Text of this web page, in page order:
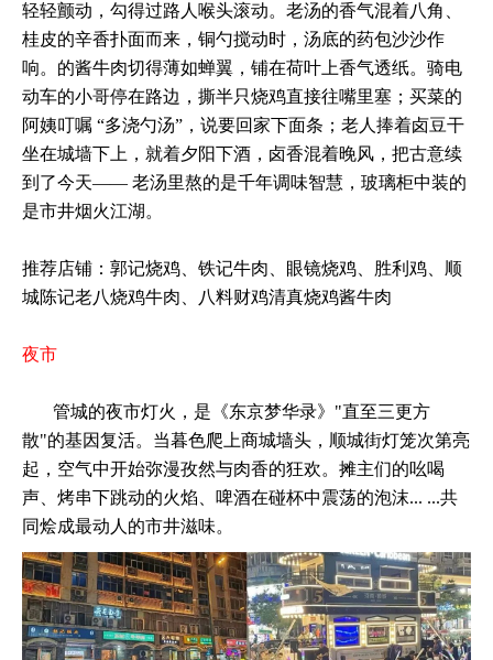
轻轻颤动，勾得过路人喉头滚动。老汤的香气混着八角、
桂皮的辛香扑面而来，铜勺搅动时，汤底的药包沙沙作
响。的酱牛肉切得薄如蝉翼，铺在荷叶上香气透纸。骑电
动车的小哥停在路边，撕半只烧鸡直接往嘴里塞；买菜的
阿姨叮嘱 “多浇勺汤”，说要回家下面条；老人捧着卤豆干
坐在城墙下上，就着夕阳下酒，卤香混着晚风，把古意续
到了今天—— 老汤里熬的是千年调味智慧，玻璃柜中装的
是市井烟火江湖。
推荐店铺：郭记烧鸡、铁记牛肉、眼镜烧鸡、胜利鸡、顺
城陈记老八烧鸡牛肉、八料财鸡清真烧鸡酱牛肉
夜市
管城的夜市灯火，是《东京梦华录》"直至三更方
散"的基因复活。当暮色爬上商城墙头，顺城街灯笼次第亮
起，空气中开始弥漫孜然与肉香的狂欢。摊主们的吆喝
声、烤串下跳动的火焰、啤酒在碰杯中震荡的泡沫... ...共
同烩成最动人的市井滋味。